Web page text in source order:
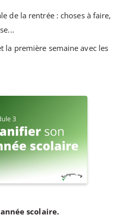
de la rentrée : choses à faire,
la première semaine avec les
scolaire.